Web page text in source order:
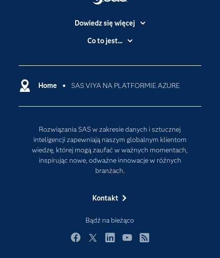
Home SAS VIYA NA PLATFORMIE AZURE
Rozwiązania SAS w zakresie danych i sztucznej
inteligencji zapewniają naszym globalnym klientom
wiedzę, której mogą zaufać w ważnych momentach,
inspirując nowe, odważne innowacje w różnych
branżach.
Kontakt
Bądź na bieżąco
Dowiedz się więcej
Branże
Deweloperzy
Dlaczego SAS?
Firma
Internet rzeczy
Kariera
News Room
Rozwiązania
Co to jest...
Data Science